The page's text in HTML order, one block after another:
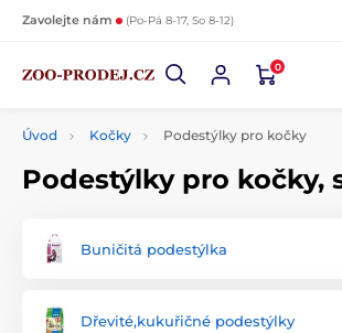
Zavolejte nám (Po-Pá 8-17, So 8-12)
0
Úvod Kočky Podestýlky pro kočky
Podestýlky pro kočky,
Buničitá podestýlka
Dřevité,kukuřičné podestýlky